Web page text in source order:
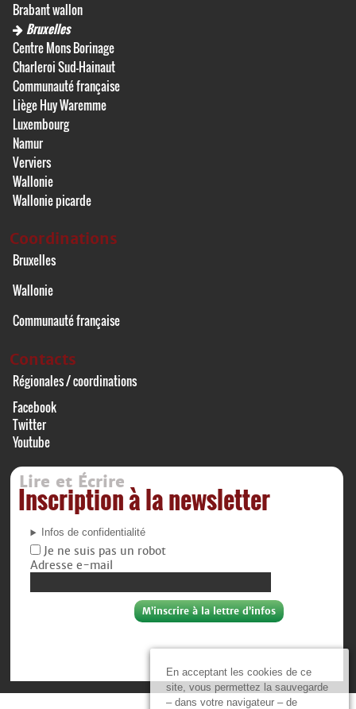
En acceptant les cookies de ce
site, vous permettez la sauvegarde
– dans votre navigateur – de
Brabant wallon
Bruxelles
Centre Mons Borinage
Charleroi Sud-Hainaut
Communauté française
Liège Huy Waremme
Luxembourg
Namur
Verviers
Wallonie
Wallonie picarde
Coordinations
Bruxelles
Wallonie
Communauté française
Contacts
Régionales / coordinations
Facebook
Twitter
Youtube
Lire et Écrire
Inscription à la newsletter
Infos de confidentialité
Je ne suis pas un robot
Adresse e-mail